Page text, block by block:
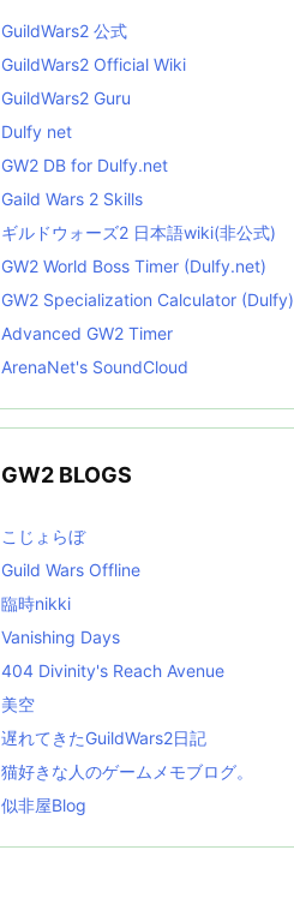
GuildWars2 公式
GuildWars2 Official Wiki
GuildWars2 Guru
Dulfy net
GW2 DB for Dulfy.net
Gaild Wars 2 Skills
ギルドウォーズ2 日本語wiki(非公式)
GW2 World Boss Timer (Dulfy.net)
GW2 Specialization Calculator (Dulfy)
Advanced GW2 Timer
ArenaNet's SoundCloud
GW2 BLOGS
こじょらぼ
Guild Wars Offline
臨時nikki
Vanishing Days
404 Divinity's Reach Avenue
美空
遅れてきたGuildWars2日記
猫好きな人のゲームメモブログ。
似非屋Blog